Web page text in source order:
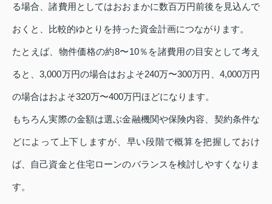
る場合、諸費用としてはおおまかに数百万円前後を見込んで
おくと、比較的ゆとりを持った資金計画につながります。
たとえば、物件価格の約8〜10％を諸費用の目安として考え
ると、3,000万円の場合はおよそ240万〜300万円、4,000万円
の場合はおよそ320万〜400万円ほどになります。
もちろん実際の金額は選ぶ金融機関や保険内容、契約条件な
どによって上下しますが、早い段階で概算を把握しておけ
ば、自己資金と住宅ローンのバランスを検討しやすくなりま
す。